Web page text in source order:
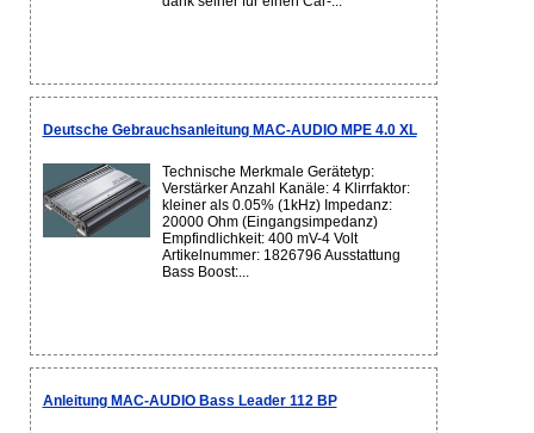
Deutsche Gebrauchsanleitung MAC-AUDIO MPE 4.0 XL
Technische Merkmale Gerätetyp:
Verstärker Anzahl Kanäle: 4 Klirrfaktor:
kleiner als 0.05% (1kHz) Impedanz:
20000 Ohm (Eingangsimpedanz)
Empfindlichkeit: 400 mV-4 Volt
Artikelnummer: 1826796 Ausstattung
Bass Boost:...
Anleitung MAC-AUDIO Bass Leader 112 BP